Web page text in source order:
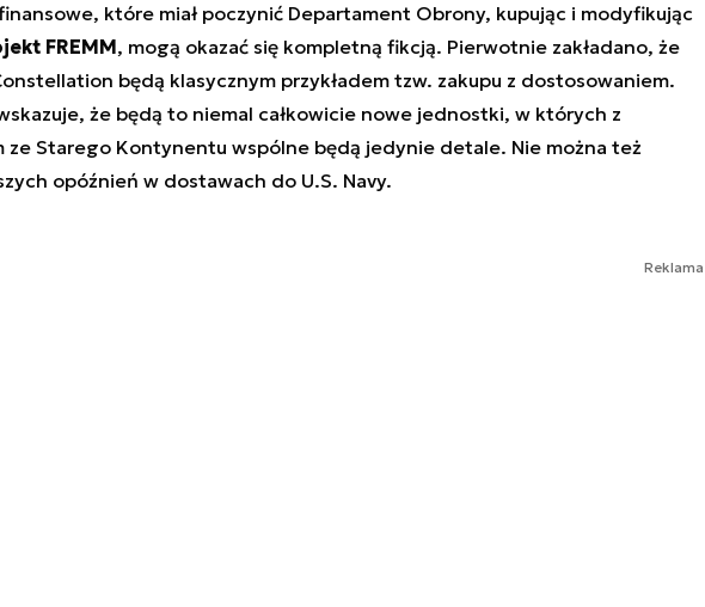
które miał poczynić Departament Obrony, kupując i modyfikując
FREMM, mogą okazać się kompletną fikcją. Pierwotnie zakładano, że
będą klasycznym przykładem tzw. zakupu z dostosowaniem.
że będą to niemal całkowicie nowe jednostki, w których z
ze Starego Kontynentu wspólne będą jedynie detale. Nie można też
opóźnień w dostawach do U.S. Navy.
Reklama